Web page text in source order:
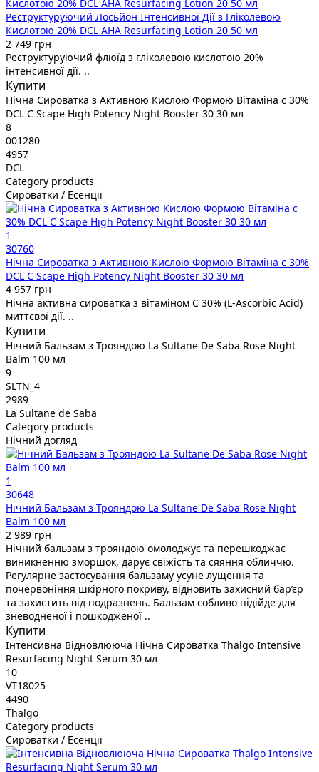
Реструктуруючий Лосьйон Інтенсивної Дії з Гліколевою
Кислотою 20% DCL AHA Resurfacing Lotion 20 50 мл
2 749 грн
Реструктуруючий флюїд з гліколевою кислотою 20%
інтенсивної дії. ..
Купити
Нічна Сироватка з Активною Кислою Формою Вітаміна с 30%
DCL C Scape High Potency Night Booster 30 30 мл
8
001280
4957
DCL
Category products
Сироватки / Есенції
1
30760
Нічна Сироватка з Активною Кислою Формою Вітаміна с 30%
DCL C Scape High Potency Night Booster 30 30 мл
4 957 грн
Нічна активна сироватка з вітаміном С 30% (L-Ascorbic Acid)
миттєвої дії. ..
Купити
Нічний Бальзам з Трояндою La Sultane De Saba Rose Night
Balm 100 мл
9
SLTN_4
2989
La Sultane de Saba
Category products
Нічний догляд
1
30648
Нічний Бальзам з Трояндою La Sultane De Saba Rose Night
Balm 100 мл
2 989 грн
Нічний бальзам з трояндою омолоджує та перешкоджає
виникненню зморшок, дарує свіжість та сяяння обличчю.
Регулярне застосування бальзаму усуне лущення та
почервоніння шкірного покриву, відновить захисний бар’єр
та захистить від подразнень. Бальзам собливо підійде для
зневодненої і пошкодженої ..
Купити
Інтенсивна Відновлююча Нічна Сироватка Thalgo Intensive
Resurfacing Night Serum 30 мл
10
VT18025
4490
Thalgo
Category products
Сироватки / Есенції